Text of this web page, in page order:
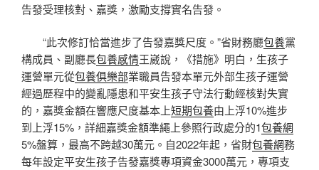
告發受理核對、嘉獎，激勵支撐實名告發。
“此次修訂恰當進步了告發嘉獎尺度。”省財務廳包養黨
構成員、副廳長包養感情王崴說，《措施》明白，生孩子
運營單元從包養俱樂部業職員告發本單元外部生孩子運營
經過歷程中的變亂隱患和平安生孩子守法行動經核對失實
的，嘉獎金額在響應尺度基本上短期包養由上浮10%進步
到上浮15%，詳細嘉獎金額準繩上參照行政處分的1包養網
5%盤算，最高不跨越30萬元。自2022年起，省財包養網務
每年設定平安生孩子告發嘉獎專項資金3000萬元，專項支